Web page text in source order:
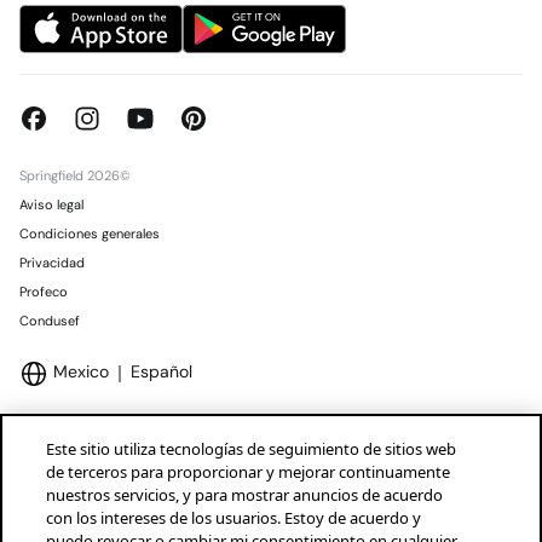
Springfield 2026©
Aviso legal
Condiciones generales
Privacidad
Profeco
Condusef
Mexico Español
Marcas Tendam
Este sitio utiliza tecnologías de seguimiento de sitios web
de terceros para proporcionar y mejorar continuamente
nuestros servicios, y para mostrar anuncios de acuerdo
con los intereses de los usuarios. Estoy de acuerdo y